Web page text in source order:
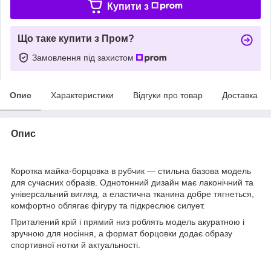
Купити з
Що таке купити з Пром?
Замовлення під захистом
Опис Характеристики Відгуки про товар Доставка
Опис
Коротка майка-борцовка в рубчик — стильна базова модель
для сучасних образів. Однотонний дизайн має лаконічний та
універсальний вигляд, а еластична тканина добре тягнеться,
комфортно облягає фігуру та підкреслює силует.
Приталений крій і прямий низ роблять модель акуратною і
зручною для носіння, а формат борцовки додає образу
спортивної нотки й актуальності.